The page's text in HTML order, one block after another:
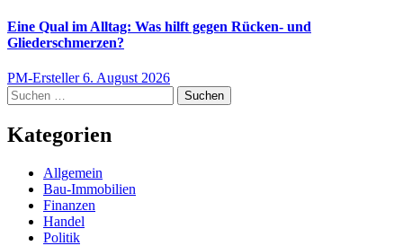
Eine Qual im Alltag: Was hilft gegen Rücken- und
Gliederschmerzen?
PM-Ersteller6. August 2026
Suchen
nach:
Kategorien
Allgemein
Bau-Immobilien
Finanzen
Handel
Politik